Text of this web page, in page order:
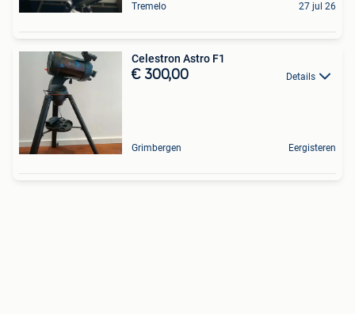
Tremelo 27 jul 26
Celestron Astro F1
€ 300,00 Details
Grimbergen Eergisteren